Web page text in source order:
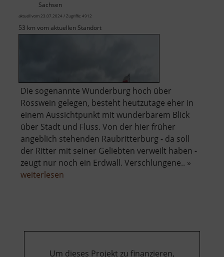
Sachsen
aktuell vom 23.07.2024 / Zugriffe: 4912
53 km vom aktuellen Standort
Die sogenannte Wunderburg hoch über
Rosswein gelegen, besteht heutzutage eher in
einem Aussichtpunkt mit wunderbarem Blick
über Stadt und Fluss. Von der hier früher
angeblich stehenden Raubritterburg - da soll
der Ritter mit seiner Geliebten verweilt haben -
zeugt nur noch ein Erdwall. Verschlungene.. »
weiterlesen
Um dieses Projekt zu finanzieren,